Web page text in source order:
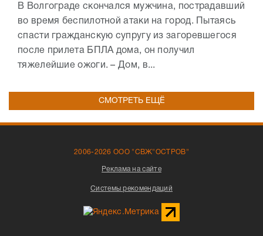
В Волгограде скончался мужчина, пострадавший
во время беспилотной атаки на город. Пытаясь
спасти гражданскую супругу из загоревшегося
после прилета БПЛА дома, он получил
тяжелейшие ожоги. – Дом, в...
СМОТРЕТЬ ЕЩЁ
2006-2026 ООО "СВЖ"ОСТРОВ"
Реклама на сайте
Системы рекомендаций